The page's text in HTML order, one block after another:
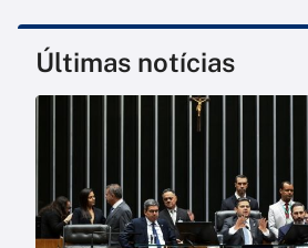
Últimas notícias